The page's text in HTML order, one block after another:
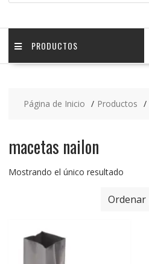
PRODUCTOS
Página de Inicio Productos
macetas nailon
Mostrando el único resultado